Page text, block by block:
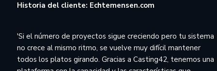
Historia del cliente: Echtemensen.com
'Si el número de proyectos sigue creciendo pero tu sistema
no crece al mismo ritmo, se vuelve muy difícil mantener
todos los platos girando. Gracias a Casting42, tenemos una